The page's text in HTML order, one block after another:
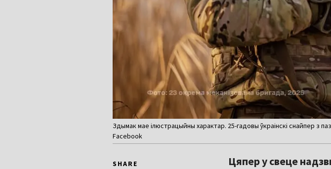
Здымак мае ілюстрацыйны характар. 25-гадовы ўкраінскі снайпер з
Facebook
SHARE
Цяпер у свеце